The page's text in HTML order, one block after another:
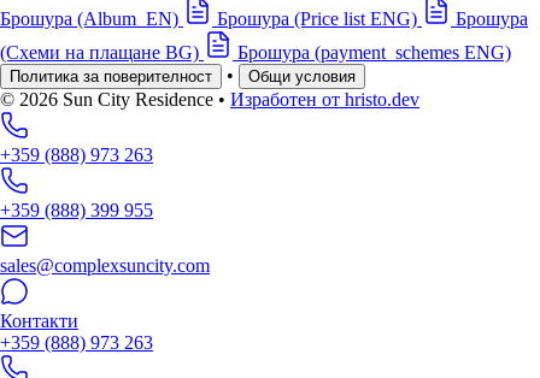
Брошура (Album_EN)
Брошура (Price list ENG)
Брошура
(Схеми на плащане BG)
Брошура (payment_schemes ENG)
Политика за поверителност • Общи условия
© 2026 Sun City Residence • Изработен от hristo.dev
+359 (888) 973 263
+359 (888) 399 955
sales@complexsuncity.com
Контакти
+359 (888) 973 263